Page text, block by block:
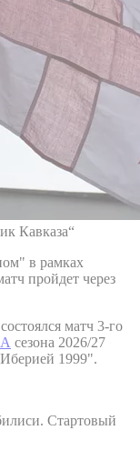
Кавказа“
в рамках
пройдет через
матч 3-го
сезона 2026/27
1999".
Стартовый